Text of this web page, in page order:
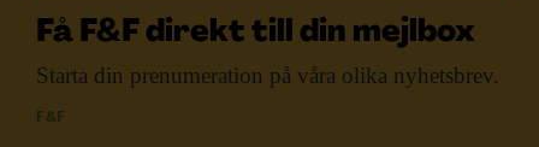
Få F&F direkt till din mejlbox
Starta din prenumeration på våra olika nyhetsbrev.
F&F